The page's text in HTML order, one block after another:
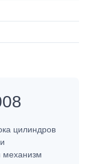
цилиндров
механизм